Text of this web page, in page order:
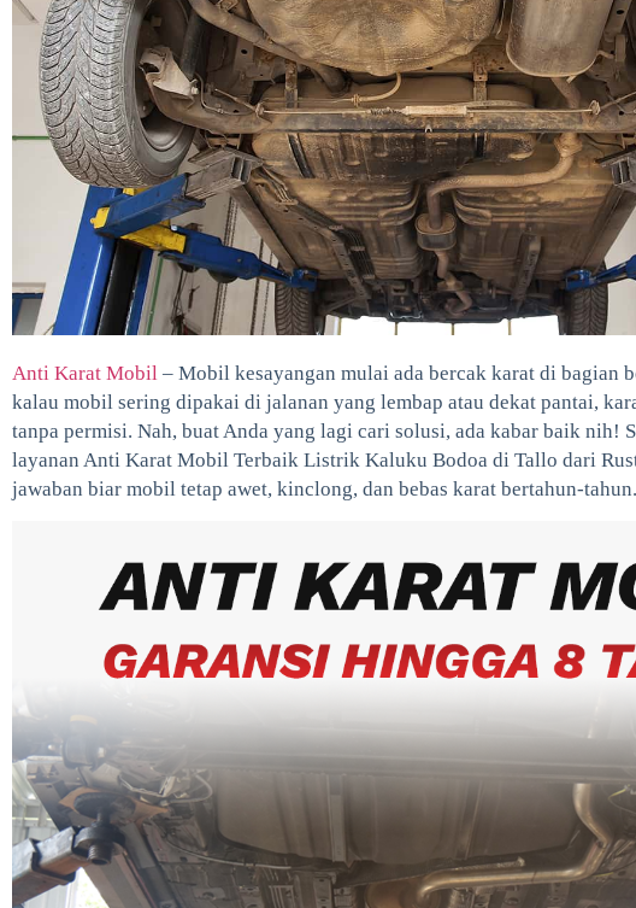
Anti Karat Mobil – Mobil kesayangan mulai ada bercak karat di bagian
kalau mobil sering dipakai di jalanan yang lembap atau dekat pantai,
tanpa permisi. Nah, buat Anda yang lagi cari solusi, ada kabar baik nih!
layanan Anti Karat Mobil Terbaik Listrik Kaluku Bodoa di Tallo dari
jawaban biar mobil tetap awet, kinclong, dan bebas karat bertahun-tahun.